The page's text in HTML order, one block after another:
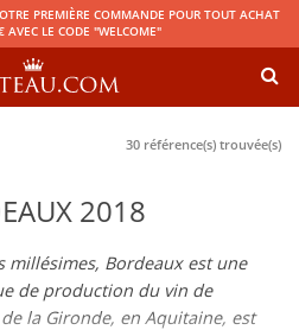
PREMIÈRE COMMANDE POUR TOUT ACHAT
AVEC LE CODE "WELCOME"
30 référence(s) trouvée(s)
2018
millésimes, Bordeaux est une
de production du vin de
la Gironde, en Aquitaine, est